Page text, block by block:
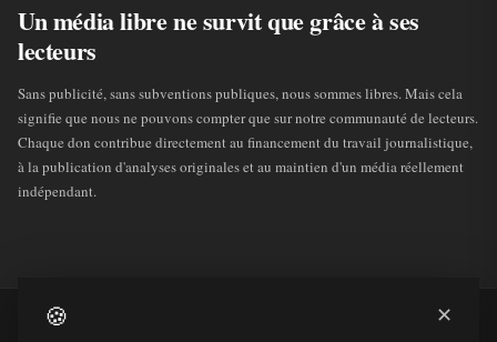
Un média libre ne survit que grâce à ses
lecteurs
Sans publicité, sans subventions publiques, nous sommes libres. Mais cela
signifie que nous ne pouvons compter que sur notre communauté de lecteurs.
Chaque don contribue directement au financement du travail journalistique,
à la publication d'analyses originales et au maintien d'un média réellement
indépendant.
🍪 ✕